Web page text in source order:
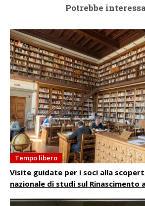
Potrebbe
Tempo libero
Visite guidate per i soci alla
nazionale di studi sul Rinascimento